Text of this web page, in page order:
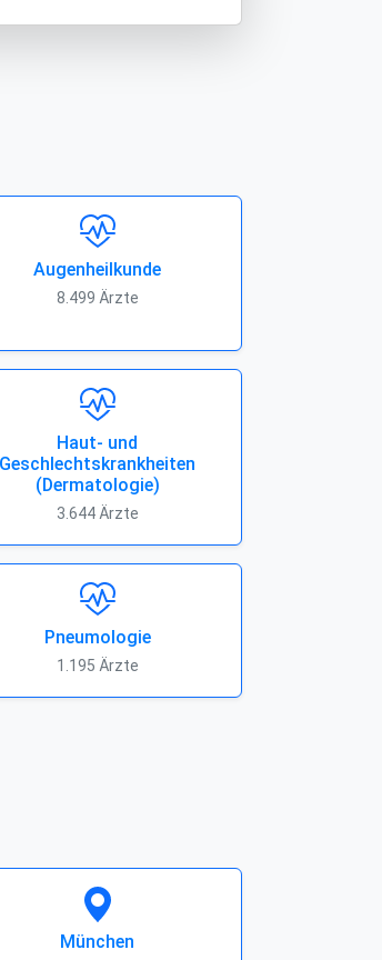
Augenheilkunde
8.499 Ärzte
Haut- und
Geschlechtskrankheiten
(Dermatologie)
3.644 Ärzte
Pneumologie
1.195 Ärzte
München